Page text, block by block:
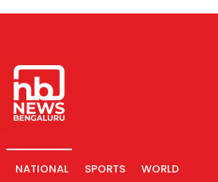
NATIONAL SPORTS
WORLD